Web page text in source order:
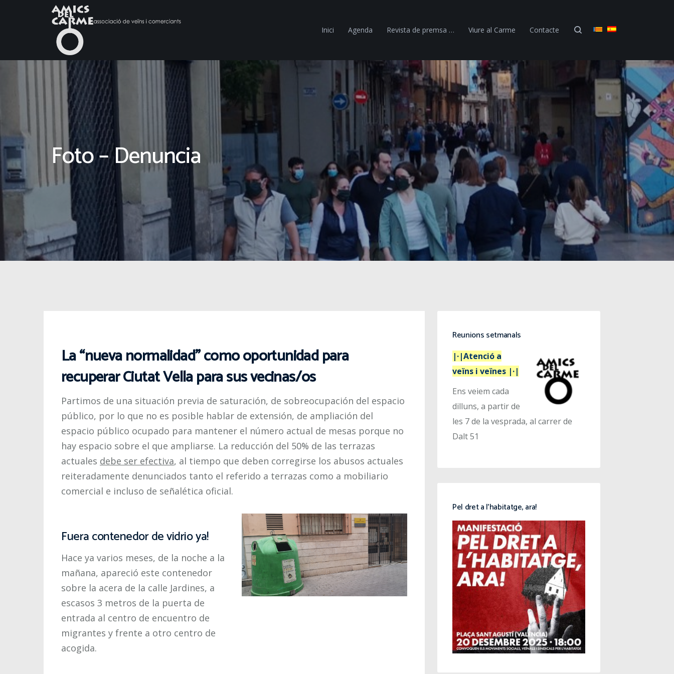
Inici Agenda Revista de premsa … Viure al Carme Contacte
Foto – Denuncia
La “nueva normalidad” como oportunidad para
recuperar Ciutat Vella para sus vecinas/os
Partimos de una situación previa de saturación, de sobreocupación del espacio
público, por lo que no es posible hablar de extensión, de ampliación del
espacio público ocupado para mantener el número actual de mesas porque no
hay espacio sobre el que ampliarse. La reducción del 50% de las terrazas
actuales debe ser efectiva, al tiempo que deben corregirse los abusos actuales
reiteradamente denunciados tanto el referido a terrazas como a mobiliario
comercial e incluso de señalética oficial.
Fuera contenedor de vidrio ya!
Hace ya varios meses, de la noche a la
mañana, apareció este contenedor
sobre la acera de la calle Jardines, a
escasos 3 metros de la puerta de
entrada al centro de encuentro de
migrantes y frente a otro centro de
acogida.
Reunions setmanals
|·|Atenció a
veïns i veïnes |·|
Ens veiem cada
dilluns, a partir de
les 7 de la vesprada, al carrer de
Dalt 51
Pel dret a l’habitatge, ara!